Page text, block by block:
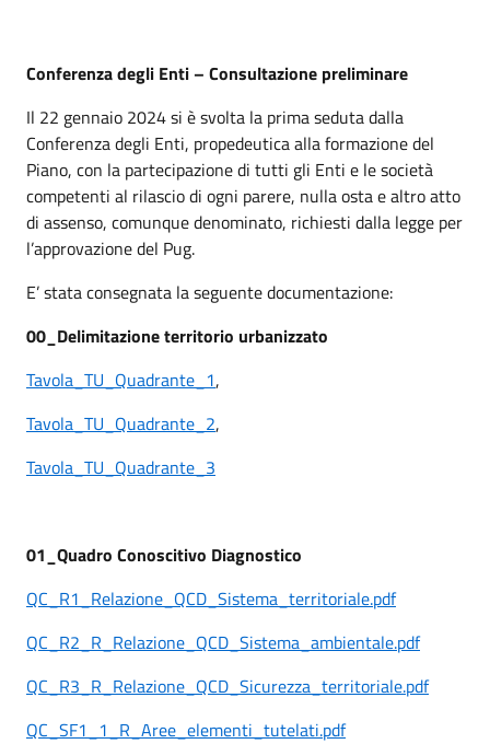
Conferenza degli Enti – Consultazione preliminare
Il 22 gennaio 2024 si è svolta la prima sedutadalla
Conferenza degli Enti, propedeutica alla formazione del
Piano, con la partecipazione di tutti gli Enti e le società
competenti al rilascio di ogni parere, nulla osta e altro atto
di assenso, comunque denominato, richiesti dalla legge per
l’approvazione del Pug.
E’ stata consegnata la seguente documentazione:
00_Delimitazione territorio urbanizzato
Tavola_TU_Quadrante_1,
Tavola_TU_Quadrante_2,
Tavola_TU_Quadrante_3
01_Quadro Conoscitivo Diagnostico
QC_R1_Relazione_QCD_Sistema_territoriale.pdf
QC_R2_R_Relazione_QCD_Sistema_ambientale.pdf
QC_R3_R_Relazione_QCD_Sicurezza_territoriale.pdf
QC_SF1_1_R_Aree_elementi_tutelati.pdf